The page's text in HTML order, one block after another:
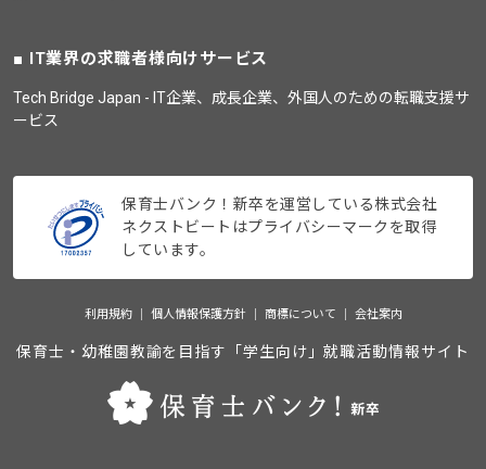
IT業界の求職者様向けサービス
Tech Bridge Japan - IT企業、成長企業、外国人のための転職支援サ
ービス
保育士バンク！新卒を運営している株式会社
ネクストビートはプライバシーマークを取得
しています。
利用規約 個人情報保護方針 商標について 会社案内
保育士・幼稚園教諭を目指す「学生向け」就職活動情報サイト